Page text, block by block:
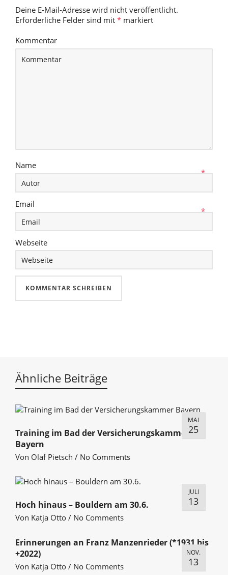
Deine E-Mail-Adresse wird nicht veröffentlicht.
Erforderliche Felder sind mit * markiert
Kommentar
Name
*
Email
*
Webseite
Ähnliche Beiträge
MAI
25
Training im Bad der Versicherungskammer
Bayern
Von Olaf Pietsch / No Comments
JULI
13
Hoch hinaus – Bouldern am 30.6.
Von Katja Otto / No Comments
NOV.
13
Erinnerungen an Franz Manzenrieder (*1931 bis
+2022)
Von Katja Otto / No Comments